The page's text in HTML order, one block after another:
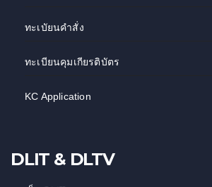
ทะเบัยนคำสั่ง
ทะเบียนคุมเกียรติบัตร
KC Application
DLIT & DLTV